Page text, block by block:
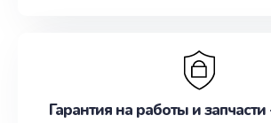
Гарантия на работы и